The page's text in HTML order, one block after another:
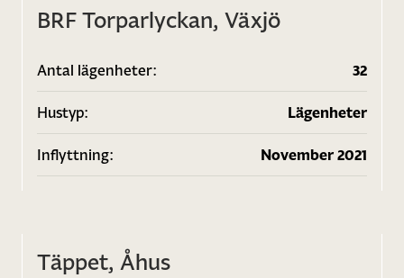
BRF Torparlyckan, Växjö
Antal lägenheter: 32
Hustyp: Lägenheter
Inflyttning: November 2021
Täppet, Åhus